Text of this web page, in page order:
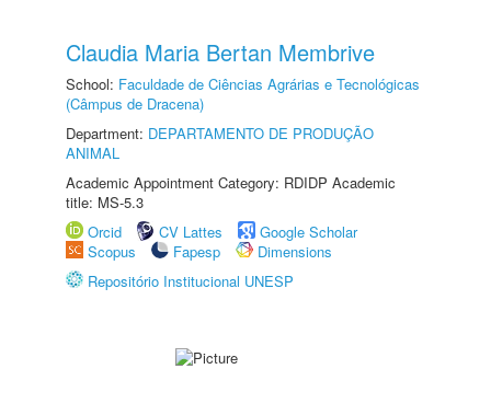
Claudia Maria Bertan Membrive
School: Faculdade de Ciências Agrárias e Tecnológicas
(Câmpus de Dracena)
Department: DEPARTAMENTO DE PRODUÇÃO
ANIMAL
Academic Appointment Category: RDIDP Academic
title: MS-5.3
Orcid
CV Lattes
Google Scholar
Scopus
Fapesp
Dimensions
Repositório Institucional UNESP